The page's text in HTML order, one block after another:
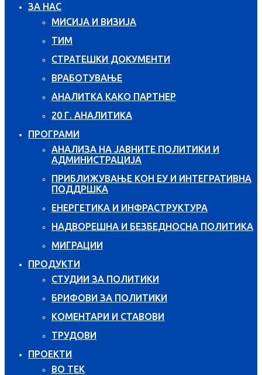
ЗА НАС
МИСИЈА И ВИЗИЈА
ТИМ
СТРАТЕШКИ ДОКУМЕНТИ
ВРАБОТУВАЊЕ
АНАЛИТКА КАКО ПАРТНЕР
20 Г. АНАЛИТИКА
ПРОГРАМИ
АНАЛИЗА НА ЈАВНИТЕ ПОЛИТИКИ И
АДМИНИСТРАЦИЈА
ПРИБЛИЖУВАЊЕ КОН ЕУ И ИНТЕГРАТИВНА
ПОДДРШКА
ЕНЕРГЕТИКА И ИНФРАСТРУКТУРА
НАДВОРЕШНА И БЕЗБЕДНОСНА ПОЛИТИКА
МИГРАЦИИ
ПРОДУКТИ
СТУДИИ ЗА ПОЛИТИКИ
БРИФОВИ ЗА ПОЛИТИКИ
КОМЕНТАРИ И СТАВОВИ
ТРУДОВИ
ПРОЕКТИ
ВО ТЕК